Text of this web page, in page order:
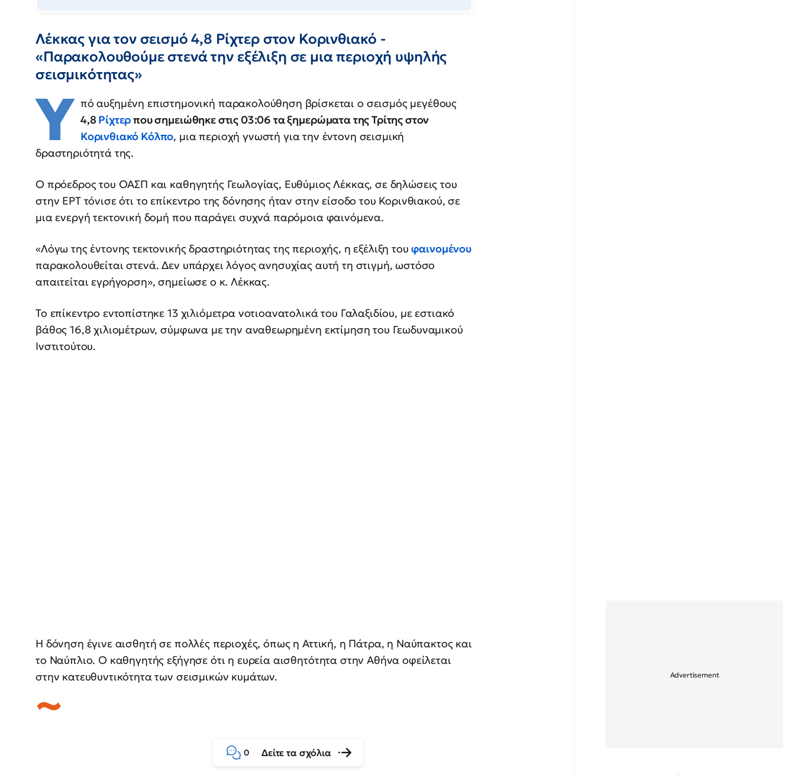
Λέκκας για τον σεισμό 4,8 Ρίχτερ στον Κορινθιακό -
«Παρακολουθούμε στενά την εξέλιξη σε μια περιοχή υψηλής
σεισμικότητας»
Υ πό αυξημένη επιστημονική παρακολούθηση βρίσκεται ο σεισμός μεγέθους
4,8Ρίχτερπου σημειώθηκε στις 03:06 τα ξημερώματα της Τρίτης στον
Κορινθιακό Κόλπο, μια περιοχή γνωστή για την έντονη σεισμική
δραστηριότητά της.
Ο πρόεδρος του ΟΑΣΠ και καθηγητής Γεωλογίας, Ευθύμιος Λέκκας, σε δηλώσεις του
στην ΕΡΤ τόνισε ότι το επίκεντρο της δόνησης ήταν στην είσοδο του Κορινθιακού, σε
μια ενεργή τεκτονική δομή που παράγει συχνά παρόμοια φαινόμενα.
«Λόγω της έντονης τεκτονικής δραστηριότητας της περιοχής, η εξέλιξη τουφαινομένου
παρακολουθείται στενά. Δεν υπάρχει λόγος ανησυχίας αυτή τη στιγμή, ωστόσο
απαιτείται εγρήγορση», σημείωσε ο κ. Λέκκας.
Το επίκεντρο εντοπίστηκε 13 χιλιόμετρα νοτιοανατολικά του Γαλαξιδίου, με εστιακό
βάθος 16,8 χιλιομέτρων, σύμφωνα με την αναθεωρημένη εκτίμηση του Γεωδυναμικού
Ινστιτούτου.
Η δόνηση έγινε αισθητή σε πολλές περιοχές, όπως η Αττική, η Πάτρα, η Ναύπακτος και
το Ναύπλιο. Ο καθηγητής εξήγησε ότι η ευρεία αισθητότητα στην Αθήνα οφείλεται
στην κατευθυντικότητα των σεισμικών κυμάτων.
0 Δείτε τα σχόλια